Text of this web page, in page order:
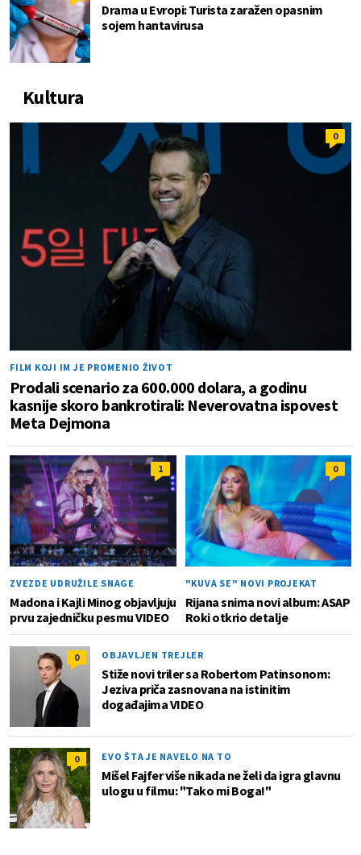
Drama u Evropi: Turista zaražen opasnim
sojem hantavirusa
Kultura
0
FILM KOJI IM JE PROMENIO ŽIVOT
Prodali scenario za 600.000 dolara, a godinu
kasnije skoro bankrotirali: Neverovatna ispovest
Meta Dejmona
1
ZVEZDE UDRUŽILE SNAGE
Madona i Kajli Minog objavljuju
prvu zajedničku pesmu VIDEO
0
"KUVA SE" NOVI PROJEKAT
Rijana snima novi album: ASAP
Roki otkrio detalje
0 OBJAVLJEN TREJLER
Stiže novi triler sa Robertom Patinsonom:
Jeziva priča zasnovana na istinitim
događajima VIDEO
0 EVO ŠTA JE NAVELO NA TO
Mišel Fajfer više nikada ne želi da igra glavnu
ulogu u filmu: "Tako mi Boga!"